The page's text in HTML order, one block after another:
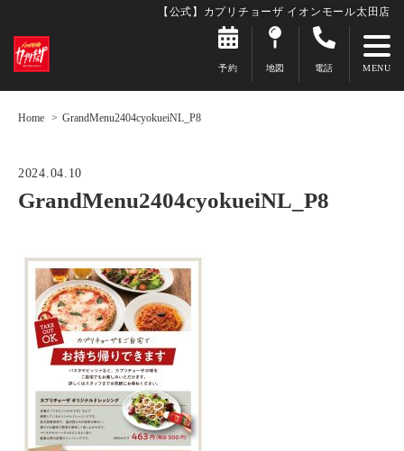
【公式】カプリチョーザ イオンモール太田店
予約 地図 電話
Home GrandMenu2404cyokueiNL_P8
2024.04.10
GrandMenu2404cyokueiNL_P8